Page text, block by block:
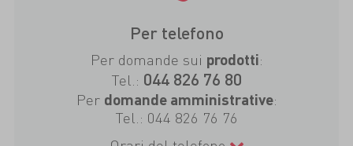
Per telefono
Per domande sui prodotti:
Tel.: 044 826 76 80
Per domande amministrative:
Tel.: 044 826 76 76